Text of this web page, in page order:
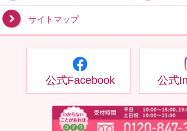
サイトマップ
公式Facebook 公式